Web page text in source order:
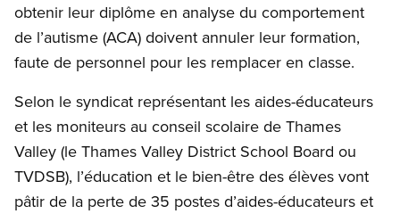
obtenir leur diplôme en analyse du comportement
de l’autisme (ACA) doivent annuler leur formation,
faute de personnel pour les remplacer en classe.
Selon le syndicat représentant les aides-éducateurs
et les moniteurs au conseil scolaire de Thames
Valley (le Thames Valley District School Board ou
TVDSB), l’éducation et le bien-être des élèves vont
pâtir de la perte de 35 postes d’aides-éducateurs et